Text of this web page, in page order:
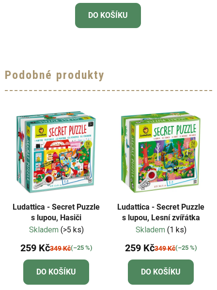
DO KOŠÍKU
Podobné produkty
Ludattica - Secret Puzzle
s lupou, Hasiči
Skladem (>5 ks)
259 Kč349 Kč(–25 %)
DO KOŠÍKU
Ludattica - Secret Puzzle
s lupou, Lesní zvířátka
Skladem (1 ks)
259 Kč349 Kč(–25 %)
DO KOŠÍKU